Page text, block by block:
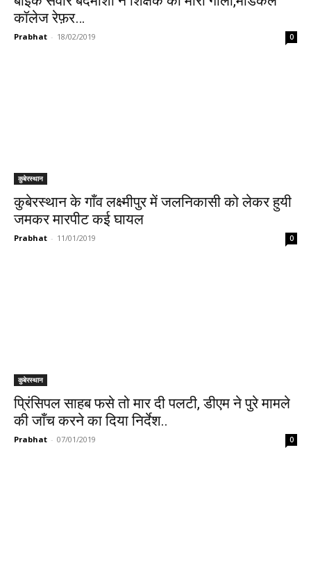
कॉलेज रेफ़र…
Prabhat - 18/02/2019 0
कुबेरस्थान
कुबेरस्थान के गाँव लक्ष्मीपुर में जलनिकासी को लेकर हुयी
जमकर मारपीट कई घायल
Prabhat - 11/01/2019 0
कुबेरस्थान
प्रिंसिपल साहब फसे तो मार दी पलटी, डीएम ने पुरे मामले
की जाँच करने का दिया निर्देश..
Prabhat - 07/01/2019 0